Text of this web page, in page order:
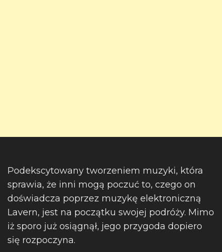
Podekscytowany tworzeniem muzyki, która
sprawia, że inni mogą poczuć to, czego on
doświadcza poprzez muzykę elektroniczną
Lavern, jest na początku swojej podróży. Mimo
iż sporo już osiągnął, jego przygoda dopiero
się rozpoczyna.